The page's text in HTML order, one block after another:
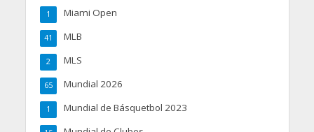
Miami Open
1
MLB
41
MLS
2
Mundial 2026
65
Mundial de Básquetbol 2023
1